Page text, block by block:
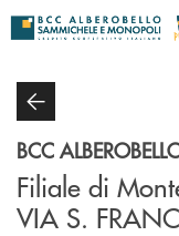
Salta al contenuto
BCC
Filiale di
VIA S.